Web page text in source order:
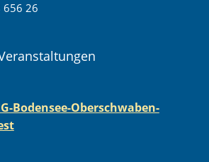
656 26
Bodensee-Oberschwaben-